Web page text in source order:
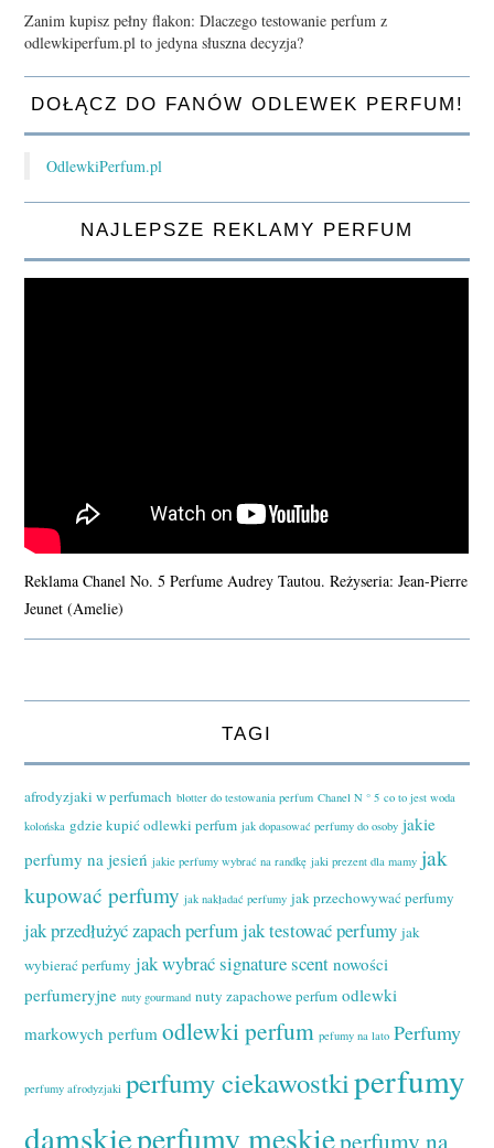
Zanim kupisz pełny flakon: Dlaczego testowanie perfum z
odlewkiperfum.pl to jedyna słuszna decyzja?
DOŁĄCZ DO FANÓW ODLEWEK PERFUM!
OdlewkiPerfum.pl
NAJLEPSZE REKLAMY PERFUM
Reklama Chanel No. 5 Perfume Audrey Tautou. Reżyseria: Jean-Pierre
Jeunet (Amelie)
TAGI
afrodyzjaki w perfumach blotter do testowania perfum Chanel N ° 5 co to jest woda
kolońska gdzie kupić odlewki perfum jak dopasować perfumy do osoby jakie
perfumy na jesień jakie perfumy wybrać na randkę jaki prezent dla mamy jak
kupować perfumy jak nakładać perfumy jak przechowywać perfumy
jak przedłużyć zapach perfumjak testować perfumy jak
wybierać perfumy jak wybrać signature scent nowości
perfumeryjne nuty gourmand nuty zapachowe perfum odlewki
markowych perfum odlewki perfum pefumy na lato Perfumy
perfumy afrodyzjaki perfumy ciekawostkiperfumy
damskieperfumy męskieperfumy na